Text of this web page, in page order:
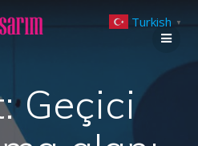
to
Geçici
Turkish ▼